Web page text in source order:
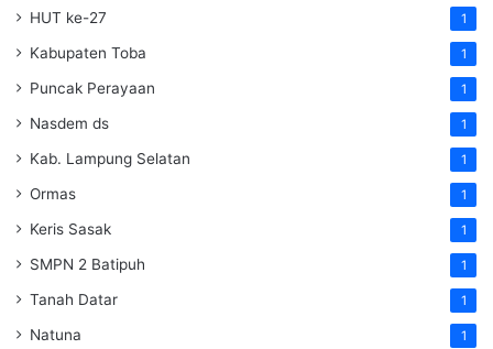
HUT ke-27 1
Kabupaten Toba 1
Puncak Perayaan 1
Nasdem ds 1
Kab. Lampung Selatan 1
Ormas 1
Keris Sasak 1
SMPN 2 Batipuh 1
Tanah Datar 1
Natuna 1